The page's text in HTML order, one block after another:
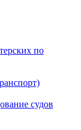
по
судов